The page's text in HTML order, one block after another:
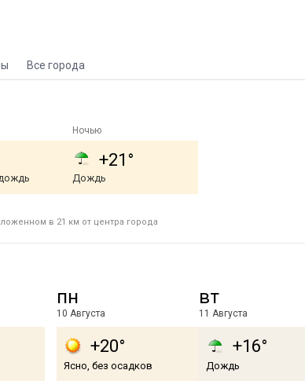
Все города
Ночью
+21°
Дождь
в 21 км от центра города
пн
10 Августа
+20°
Ясно, без осадков
вт
11 Августа
+16°
Дождь